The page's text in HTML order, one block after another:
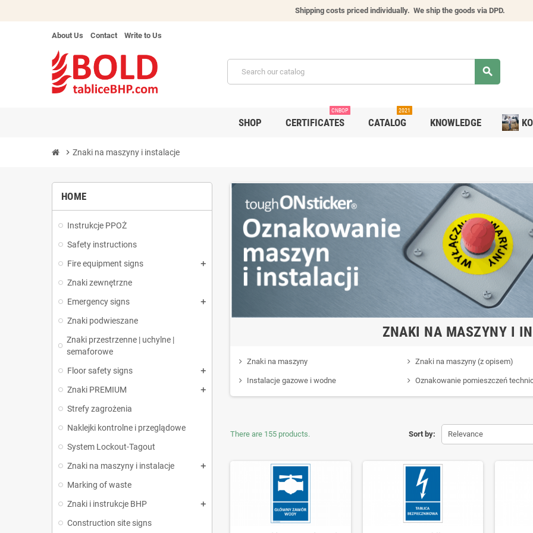
Shipping costs priced individually. We ship the goods via DPD.
About Us Contact Write to Us
search
SHOP CERTIFICATES
CNBOP
CATALOG
2021
KNOWLEDGE
chevron_right Znaki na maszyny i instalacje
HOME
Instrukcje PPOŻ
Safety instructions
Fire equipment signs
Znaki zewnętrzne
Emergency signs
Znaki podwieszane
Znaki przestrzenne | uchylne |
semaforowe
Floor safety signs
Znaki PREMIUM
Strefy zagrożenia
Naklejki kontrolne i przeglądowe
System Lockout-Tagout
Znaki na maszyny i instalacje
Marking of waste
Znaki i instrukcje BHP
Construction site signs
ZNAKI NA MASZYNY I
Znaki na maszyny Znaki na maszyny (z opisem)
Instalacje gazowe i wodne Oznakowanie pomieszczeń
Sort by: Relevance
There are 155 products.